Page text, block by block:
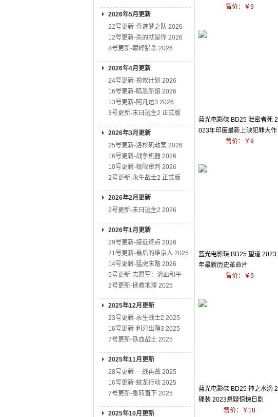
2026年5月更新
22号更新-奇迹梦之队 2026
12号更新-杀的就是你 2026
8号更新-巅峰猎杀 2026
2026年4月更新
24号更新-挽救计划 2026
16号更新-暗黑新娘 2026
13号更新-阿凡达3 2026
3号更新-末日逃生2 正式版
2026年3月更新
25号更新-洛杉矶劫案 2026
16号更新-战争机器 2026
10号更新-极限审判 2026
2号更新-永生战士2 正式版
2026年2月更新
2号更新-末日逃生2 2026
2026年1月更新
29号更新-接近终点 2026
21号更新-最后的维京人 2025
14号更新-猛虎末路 2026
5号更新-志愿军：浴血和平
2号更新-拯救地球 2025
2025年12月更新
23号更新-永生战士2 2025
16号更新-利刃出鞘3 2025
7号更新-铁血战士 2025
2025年11月更新
28号更新-一战再战 2025
16号更新-蛟龙行动 2025
7号更新-急转直下 2025
2025年10月更新
售价：￥9
蓝光电影碟 BD25 泄密者死 2
023年印度最新上映犯罪大作
售价：￥9
蓝光电影碟 BD25 望道 2023
年最新历史革命片
售价：￥9
蓝光电影碟 BD25 神之水滴 2
碟装 2023悬疑惊悚日剧
售价：￥18